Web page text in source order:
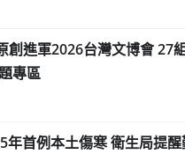
創進軍2026台灣文博會 27
專區
年首例本土傷寒 衛生局提